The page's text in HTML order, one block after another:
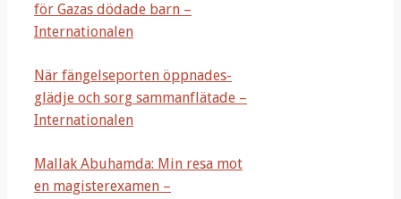
för Gazas dödade barn –
Internationalen
När fängelseporten öppnades-
glädje och sorg sammanflätade –
Internationalen
Mallak Abuhamda: Min resa mot
en magisterexamen –